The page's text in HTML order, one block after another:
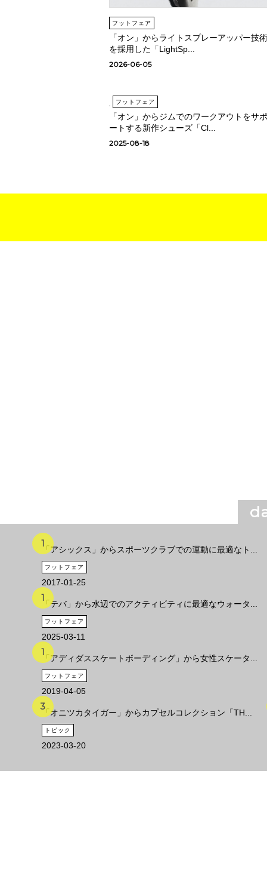
フットフェア
「オン」からライトスプレーアッパー技術
を採用した「LightSp...
2026-06-05
フットフェア
「オン」からジムでのワークアウトをサポ
ートする新作シューズ「Cl...
2025-08-18
「アシックス」からスポーツクラブでの運動に最適なト...
フットフェア
2017-01-25
「テバ」から水辺でのアクティビティに最適なウォータ...
フットフェア
2025-03-11
「アディダススケートボーディング」から女性スケータ...
フットフェア
2019-04-05
「オニツカタイガー」からカプセルコレクション「TH...
トピック
2023-03-20